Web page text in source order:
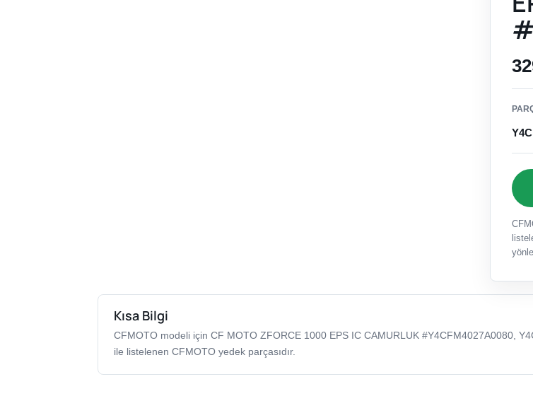
Kısa Bilgi
CFMOTO modeli için CF MOTO ZFORCE 1000 EPS IC CAMURLUK #Y4CFM4027A0080,
ile listelenen CFMOTO yedek parçasıdır.